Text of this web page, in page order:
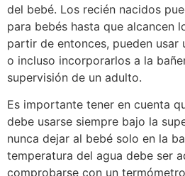
del bebé. Los recién nacidos
para bebés hasta que alcancen
partir de entonces, pueden usar
o incluso incorporarlos a la
supervisión de un adulto.
Es importante tener en cuenta
debe usarse siempre bajo la
nunca dejar al bebé solo en la
temperatura del agua debe ser
comprobarse con un